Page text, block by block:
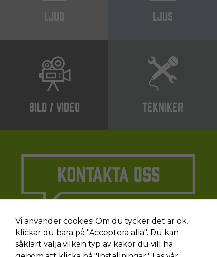
LJUD LJUS
BILD / VIDEO TEKNIKER
Vi använder cookies! Om du tycker det är ok,
klickar du bara på "Acceptera alla". Du kan
såklart välja vilken typ av kakor du vill ha